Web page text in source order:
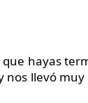
hayas
llevó muy